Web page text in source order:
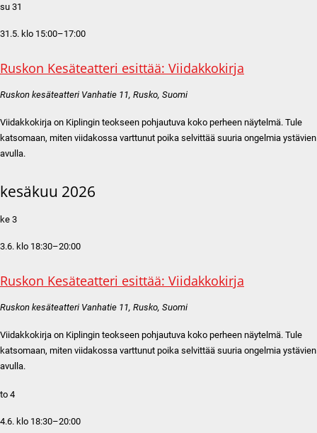
su 31
31.5. klo 15:00–17:00
Ruskon Kesäteatteri esittää: Viidakkokirja
Ruskon kesäteatteri Vanhatie 11, Rusko, Suomi
Viidakkokirja on Kiplingin teokseen pohjautuva koko perheen näytelmä. Tule
katsomaan, miten viidakossa varttunut poika selvittää suuria ongelmia ystävien
avulla.
kesäkuu 2026
ke 3
3.6. klo 18:30–20:00
Ruskon Kesäteatteri esittää: Viidakkokirja
Ruskon kesäteatteri Vanhatie 11, Rusko, Suomi
Viidakkokirja on Kiplingin teokseen pohjautuva koko perheen näytelmä. Tule
katsomaan, miten viidakossa varttunut poika selvittää suuria ongelmia ystävien
avulla.
to 4
4.6. klo 18:30–20:00